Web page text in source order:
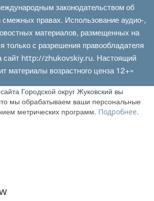
законодательством об
смежных правах. Использование аудио-,
материалов, размещенных на
только с разрешения правообладателя
сайт http://zhukovskiy.ru. Настоящий
материалы возрастного ценза 12+»
Городской округ Жуковский вы
мы обрабатываем ваши персональные
метрических программ. Подробнее.